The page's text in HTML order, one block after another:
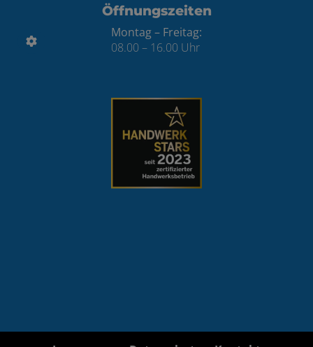
Öffnungszeiten
Montag – Freitag:
08.00 – 16.00 Uhr